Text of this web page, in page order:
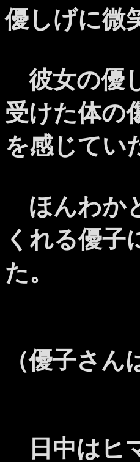
優しげに微
彼女の優
受けた体の
を感じてい
ほんわか
くれる優子
た。
（優子さ
日中はヒ